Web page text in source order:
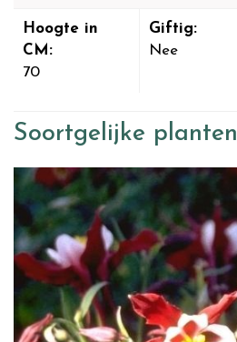
Hoogte in
CM:
70
Giftig:
Nee
Soortgelijke planten